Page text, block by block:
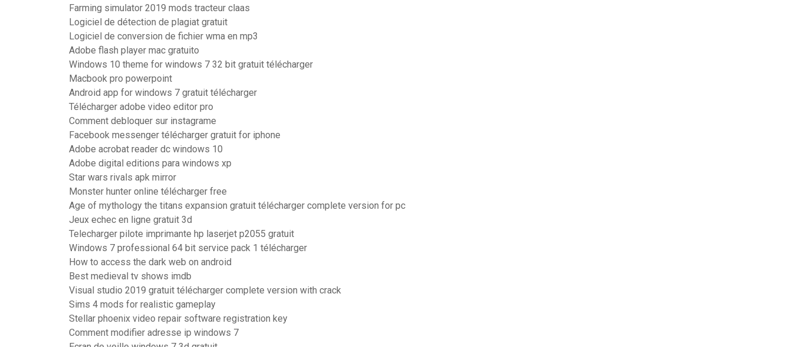
Farming simulator 2019 mods tracteur claas
Logiciel de détection de plagiat gratuit
Logiciel de conversion de fichier wma en mp3
Adobe flash player mac gratuito
Windows 10 theme for windows 7 32 bit gratuit télécharger
Macbook pro powerpoint
Android app for windows 7 gratuit télécharger
Télécharger adobe video editor pro
Comment debloquer sur instagrame
Facebook messenger télécharger gratuit for iphone
Adobe acrobat reader dc windows 10
Adobe digital editions para windows xp
Star wars rivals apk mirror
Monster hunter online télécharger free
Age of mythology the titans expansion gratuit télécharger complete version for pc
Jeux echec en ligne gratuit 3d
Telecharger pilote imprimante hp laserjet p2055 gratuit
Windows 7 professional 64 bit service pack 1 télécharger
How to access the dark web on android
Best medieval tv shows imdb
Visual studio 2019 gratuit télécharger complete version with crack
Sims 4 mods for realistic gameplay
Stellar phoenix video repair software registration key
Comment modifier adresse ip windows 7